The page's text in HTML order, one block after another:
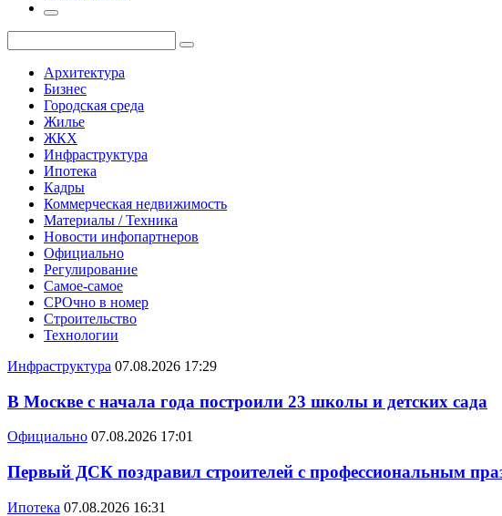
Архитектура
Бизнес
Городская среда
Жилье
ЖКХ
Инфраструктура
Ипотека
Кадры
Коммерческая недвижимость
Материалы / Техника
Новости инфопартнеров
Официально
Регулирование
Самое-самое
СРОчно в номер
Строительство
Технологии
Инфраструктура 07.08.2026 17:29
В Москве с начала года построили 23 школы и детских сада
Официально 07.08.2026 17:01
Первый ДСК поздравил строителей с профессиональным
Ипотека 07.08.2026 16:31